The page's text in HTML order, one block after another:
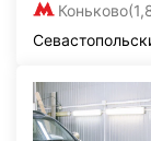
Коньково